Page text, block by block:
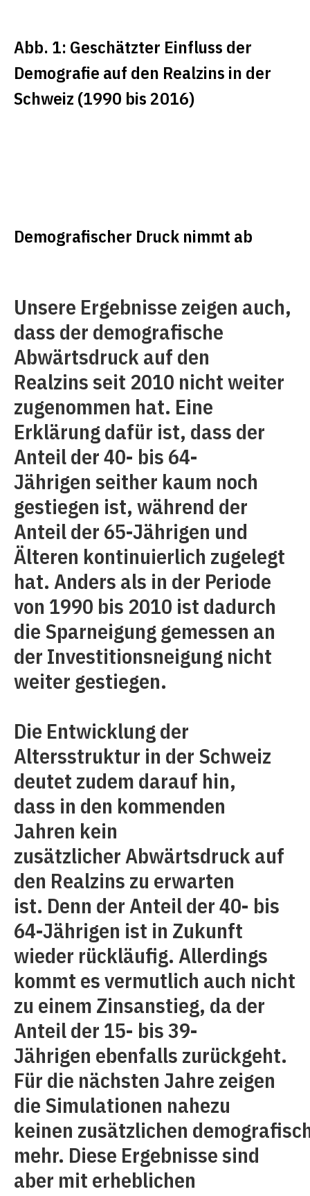
Abb. 1: Geschätzter Einfluss der
Demografie auf den Realzins in der
Schweiz (1990­ bis 2016)
Demografischer Druck nimmt ab
Unsere Ergebnisse zeigen auch,
dass der demografische
Abwärtsdruck auf den
Realzins seit 2010 nicht weiter
zugenommen hat. Eine
Erklärung dafür ist, dass der
Anteil der 40- bis 64-
Jährigen seither kaum noch
gestiegen ist, während der
Anteil der 65-Jährigen und
Älteren kontinuierlich zugelegt
hat. Anders als in der Periode
von 1990 bis 2010 ist dadurch
die Sparneigung gemessen an
der Investitionsneigung nicht
weiter gestiegen.
Die Entwicklung der
Altersstruktur in der Schweiz
deutet zudem darauf hin,
dass in den kommenden
Jahren kein
zusätzlicher Abwärtsdruck auf
den Realzins zu erwarten
ist. Denn der Anteil der 40- bis
64-Jährigen ist in Zukunft
wieder rückläufig. Allerdings
kommt es vermutlich auch nicht
zu einem Zinsanstieg, da der
Anteil der 15- bis 39-
Jährigen ebenfalls zurückgeht.
Für die nächsten Jahre zeigen
die Simulationen nahezu
keinen zusätzlichen
mehr. Diese Ergebnisse sind
aber mit erheblichen